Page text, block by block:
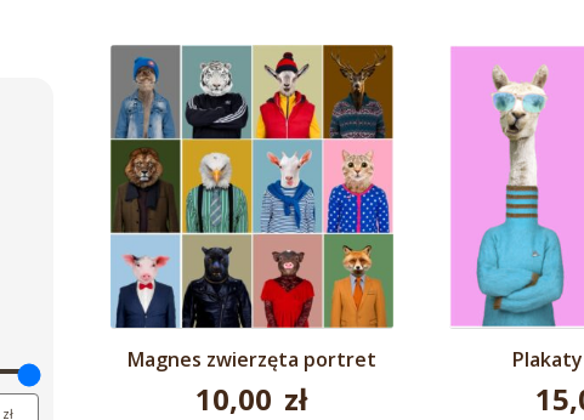
Magnes zwierzęta portret
10,00 zł